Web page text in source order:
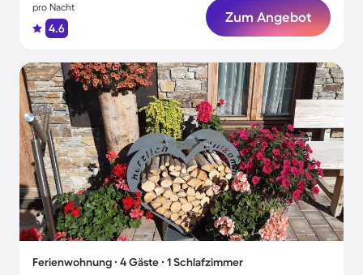
pro Nacht
4.6
Zum Angebot
Ferienwohnung ∙ 4 Gäste ∙ 1 Schlafzimmer